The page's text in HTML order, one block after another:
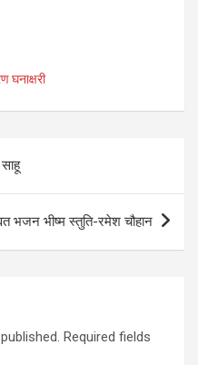
at
घनाक्षरी
भजन भीष्‍म स्‍तुति-रमेश चौहान
Required fields